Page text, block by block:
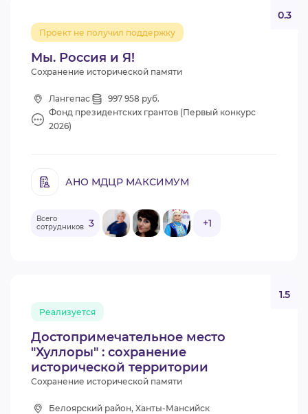
Мы. Россия и Я!
Проект не получил поддержку
0.3
Сохранение исторической памяти
Лангепас
997 958 руб.
Фонд президентских грантов (Первый конкурс
2026)
АНО МДЦР МАКСИМУМ
Всего
сотрудников 3 +1
Достопримечательное место
"Хуллоры" : сохранение
исторической территории
Реализуется
1.5
Сохранение исторической памяти
Белоярский район, Ханты-Мансийск